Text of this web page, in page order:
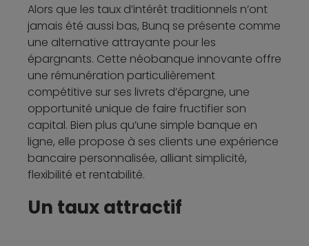
Alors que les taux d’intérêt traditionnels n’ont
jamais été aussi bas, Bunq se présente comme
une alternative attrayante pour les
épargnants. Cette néobanque innovante offre
une rémunération particulièrement
compétitive sur ses livrets d’épargne, une
opportunité unique de faire fructifier son
capital. Bien plus qu’une simple banque en
ligne, elle propose à ses clients une expérience
bancaire personnalisée, alliant simplicité,
flexibilité et rentabilité.
Un taux attractif